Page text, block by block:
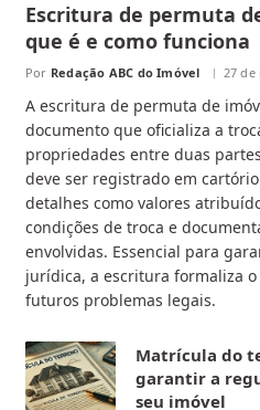
Escritura de permuta
que é e como funciona
Por Redação ABC do Imóvel 27 de
A escritura de permuta de
documento que oficializa a
propriedades entre duas
deve ser registrado em
detalhes como valores
condições de troca e
envolvidas. Essencial para
jurídica, a escritura formaliza
futuros problemas legais.
Matrícula do
garantir a
seu imóvel